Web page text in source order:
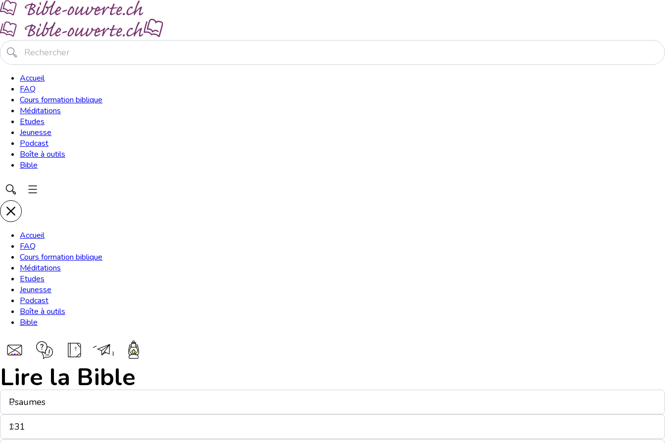
Accueil
FAQ
Cours formation biblique
Méditations
Etudes
Jeunesse
Podcast
Boîte à outils
Bible
Accueil
FAQ
Cours formation biblique
Méditations
Etudes
Jeunesse
Podcast
Boîte à outils
Bible
Lire la Bible